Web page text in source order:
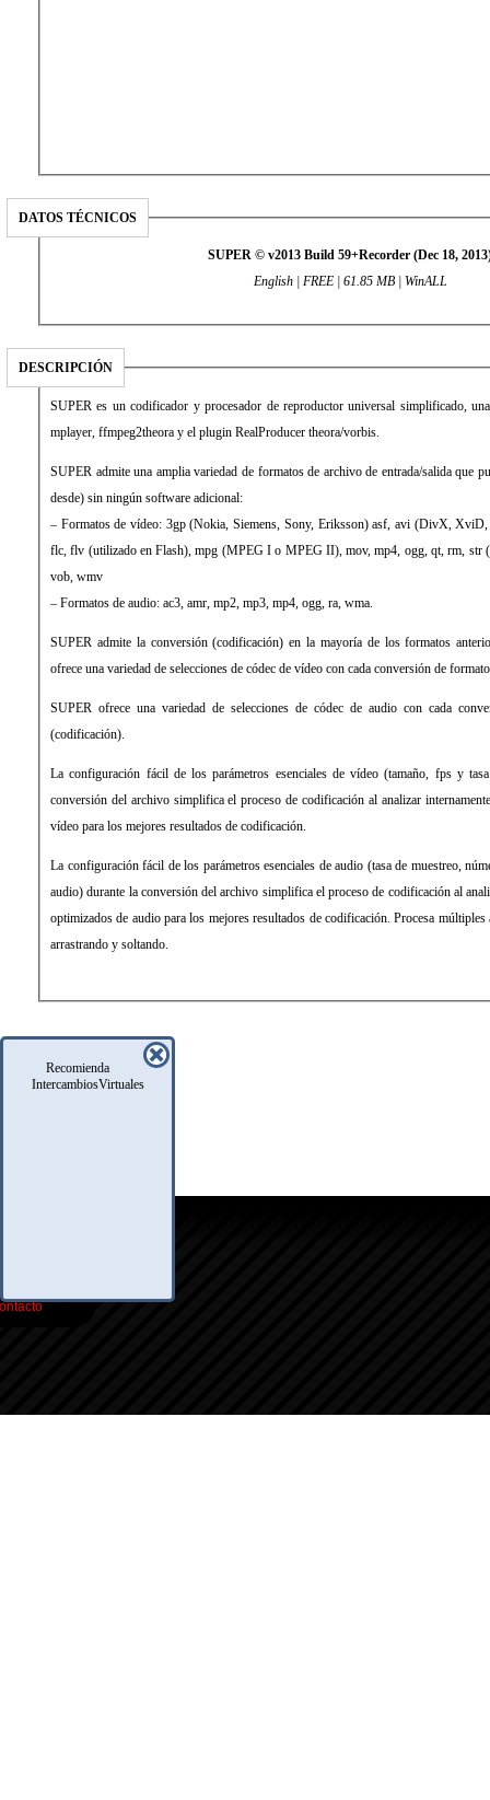
Recomienda
IntercambiosVirtuales
DATOS TÉCNICOS
SUPER © v2013 Build 59+Recorder (Dec 18,
English | FREE | 61.85 MB | WinALL
DESCRIPCIÓN
SUPER es un codificador y procesador de reproductor universal simplificado,
mplayer, ffmpeg2theora y el plugin RealProducer theora/vorbis.
SUPER admite una amplia variedad de formatos de archivo de entrada/salida que
desde) sin ningún software adicional:
– Formatos de vídeo: 3gp (Nokia, Siemens, Sony, Eriksson) asf, avi (DivX,
flc, flv (utilizado en Flash), mpg (MPEG I o MPEG II), mov, mp4, ogg, qt, rm, str
vob, wmv
– Formatos de audio: ac3, amr, mp2, mp3, mp4, ogg, ra, wma.
SUPER admite la conversión (codificación) en la mayoría de los formatos
ofrece una variedad de selecciones de códec de vídeo con cada conversión de
SUPER ofrece una variedad de selecciones de códec de audio con cada
(codificación).
La configuración fácil de los parámetros esenciales de vídeo (tamaño, fps y
conversión del archivo simplifica el proceso de codificación al analizar
vídeo para los mejores resultados de codificación.
La configuración fácil de los parámetros esenciales de audio (tasa de muestreo,
audio) durante la conversión del archivo simplifica el proceso de codificación al
optimizados de audio para los mejores resultados de codificación. Procesa
arrastrando y soltando.